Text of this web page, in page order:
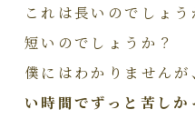
これは長いのでしょう
短いのでしょうか？
僕にはわかりませんが
い時間でずっと苦しか